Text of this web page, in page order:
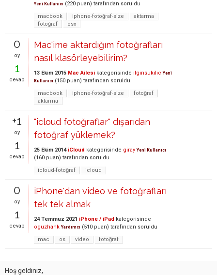
Yeni Kullanıcı (220 puan) tarafından soruldu
macbook
iphone-fotoğraf-size
aktarma
fotoğraf
osx
0
oy
1
cevap
Mac'ime aktardığım fotoğrafları
nasıl klasörleyebilirim?
13 Ekim 2015 Mac Ailesi kategorisinde ilginsukilic Yeni
Kullanıcı (150 puan) tarafından soruldu
macbook
iphone-fotoğraf-size
fotoğraf
aktarma
+1
oy
1
cevap
"icloud fotoğraflar" dışarıdan
fotoğraf yüklemek?
25 Ekim 2014 iCloud kategorisinde giray Yeni Kullanıcı
(160 puan) tarafından soruldu
icloud-fotoğraf
icloud
0
oy
1
cevap
iPhone'dan video ve fotoğrafları
tek tek almak
24 Temmuz 2021 iPhone / iPad kategorisinde
oguzhank Yardımcı (510 puan) tarafından soruldu
mac
os video fotoğraf
Hoş geldiniz,